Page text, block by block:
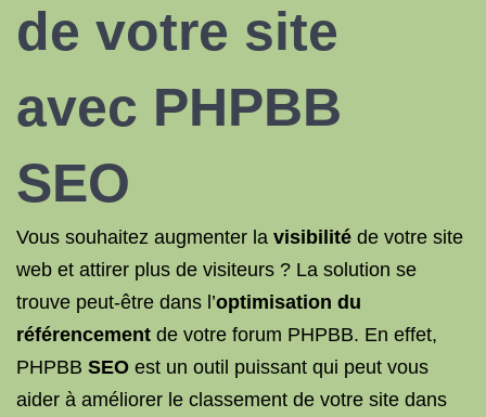
de votre site
avec PHPBB
SEO
Vous souhaitez augmenter la visibilité de votre site
web et attirer plus de visiteurs ? La solution se
trouve peut-être dans l’optimisation du
référencement de votre forum PHPBB. En effet,
PHPBB SEO est un outil puissant qui peut vous
aider à améliorer le classement de votre site dans